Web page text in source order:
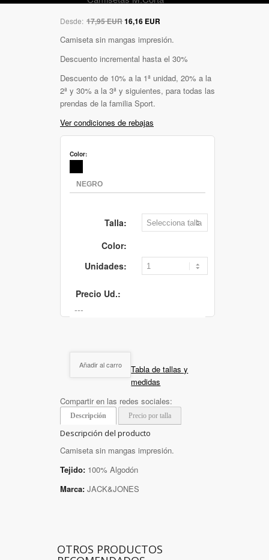
Desde: 17,95 EUR16,16 EUR
Camiseta sin mangas impresión.
Descuento incremental hasta el 30%
Descuento de 10% a la 1ª unidad, 20% a la
2ª y 30% a la 3ª y siguientes, para todas las
prendas de la familia Sport.
Ver condiciones de rebajas
Color:
Talla:
Color:
Unidades:
Precio Ud.:
Añadir al carro
Tabla de tallas y
medidas
Compartir en las redes sociales:
Descripción Precio por talla
Descripción del producto
Camiseta sin mangas impresión.
Tejido: 100% Algodón
Marca: JACK&JONES
OTROS PRODUCTOS